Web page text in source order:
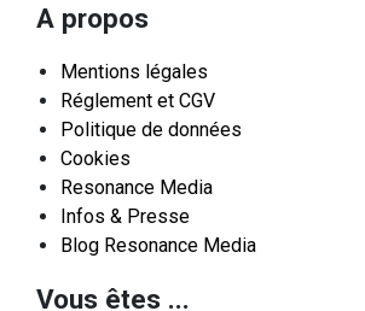
A propos
Mentions légales
Réglement et CGV
Politique de données
Cookies
Resonance Media
Infos & Presse
Blog Resonance Media
Vous êtes ...